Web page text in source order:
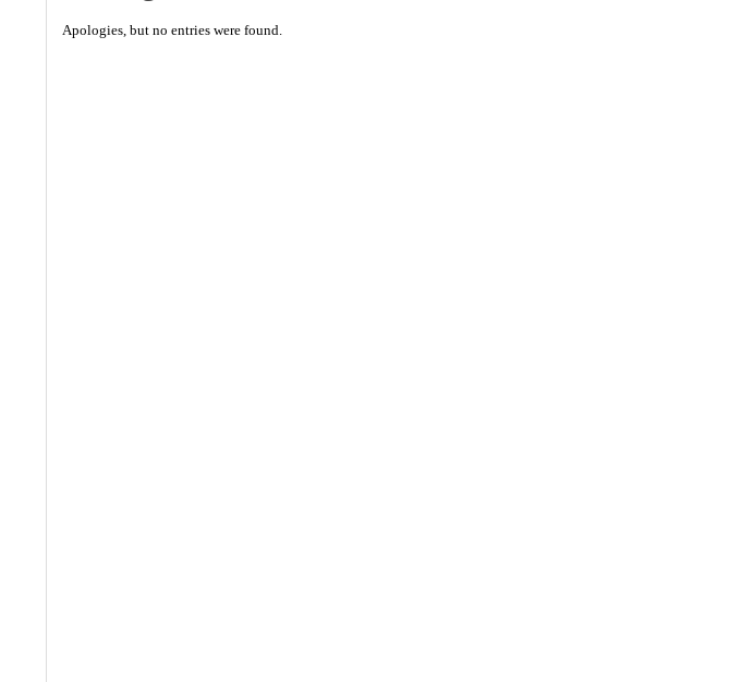
Apologies, but no entries were found.